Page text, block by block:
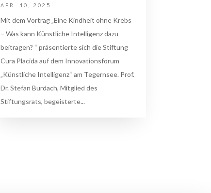
APR. 10, 2025
Mit dem Vortrag „Eine Kindheit ohne Krebs
– Was kann Künstliche Intelligenz dazu
beitragen? “ präsentierte sich die Stiftung
Cura Placida auf dem Innovationsforum
„Künstliche Intelligenz“ am Tegernsee. Prof.
Dr. Stefan Burdach, Mitglied des
Stiftungsrats, begeisterte...